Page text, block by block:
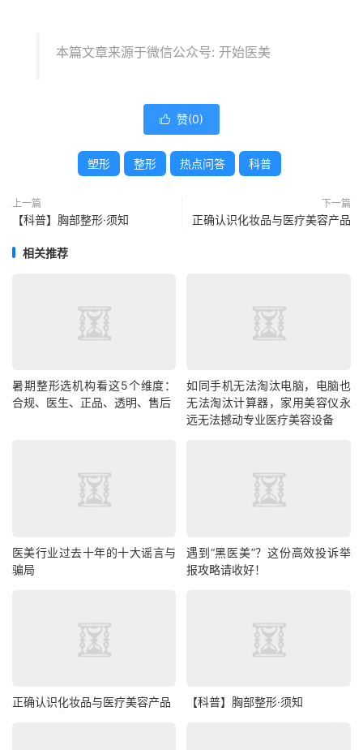
本篇文章来源于微信公众号: 开始医美
 赞(0)
塑形 整形 热点问答 科普
上一篇
【科普】胸部整形·须知
下一篇
正确认识化妆品与医疗美容产品
相关推荐
暑期整形选机构看这5个维度：
合规、医生、正品、透明、售后
如同手机无法淘汰电脑，电脑也
无法淘汰计算器，家用美容仪永
远无法撼动专业医疗美容设备
医美行业过去十年的十大谣言与
骗局
遇到“黑医美”？这份高效投诉举
报攻略请收好！​
正确认识化妆品与医疗美容产品 【科普】胸部整形·须知